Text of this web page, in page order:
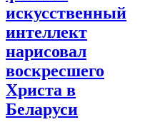
искусственный
интеллект
нарисовал
воскресшего
Христа в
Беларуси